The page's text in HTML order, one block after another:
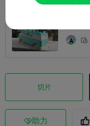

切片
助力